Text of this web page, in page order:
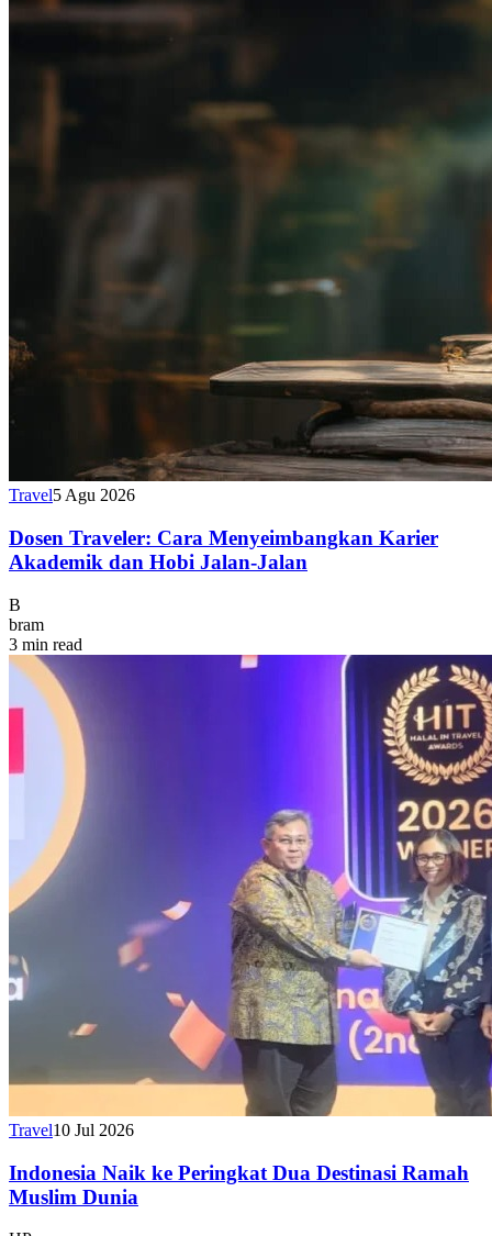
Travel5 Agu 2026
Dosen Traveler: Cara Menyeimbangkan Karier
Akademik dan Hobi Jalan-Jalan
B
bram
3 min read
Travel10 Jul 2026
Indonesia Naik ke Peringkat Dua Destinasi Ramah
Muslim Dunia